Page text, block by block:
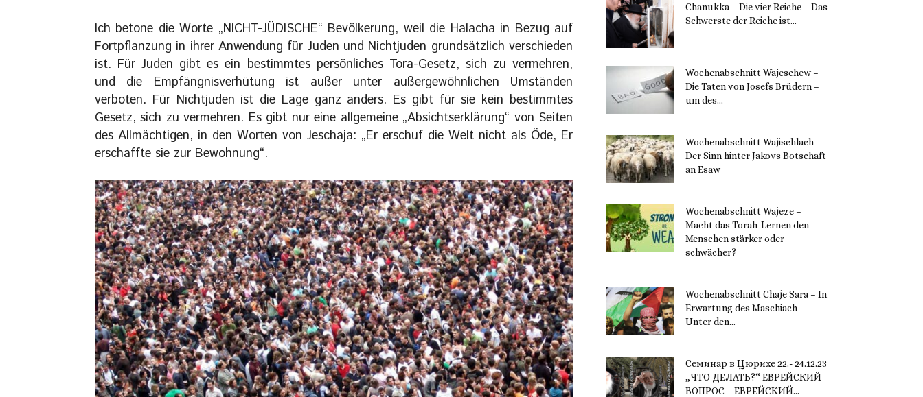
Ich betone die Worte „NICHT-JÜDISCHE“ Bevölkerung, weil die Halacha in Bezug auf
Fortpflanzung in ihrer Anwendung für Juden und Nichtjuden grundsätzlich verschieden
ist. Für Juden gibt es ein bestimmtes persönliches Tora-Gesetz, sich zu vermehren,
und die Empfängnisverhütung ist außer unter außergewöhnlichen Umständen
verboten. Für Nichtjuden ist die Lage ganz anders. Es gibt für sie kein bestimmtes
Gesetz, sich zu vermehren. Es gibt nur eine allgemeine „Absichtserklärung“ von Seiten
des Allmächtigen, in den Worten von Jeschaja: „Er erschuf die Welt nicht als Öde, Er
erschaffte sie zur Bewohnung“.
Chanukka – Die vier Reiche – Das
Schwerste der Reiche ist...
Wochenabschnitt Wajeschew –
Die Taten von Josefs Brüdern –
um des...
Wochenabschnitt Wajischlach –
Der Sinn hinter Jakovs Botschaft
an Esaw
Wochenabschnitt Wajeze –
Macht das Torah-Lernen den
Menschen stärker oder
schwächer?
Wochenabschnitt Chaje Sara – In
Erwartung des Maschiach –
Unter den...
Семинар в Цюрихе 22.- 24.12.23
„ЧТО ДЕЛАТЬ?“ ЕВРЕЙСКИЙ
ВОПРОС – ЕВРЕЙСКИЙ...